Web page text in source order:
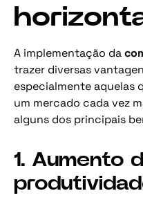
A implementação da
trazer diversas
especialmente aquelas
um mercado cada vez
alguns dos principais
1. Aumento